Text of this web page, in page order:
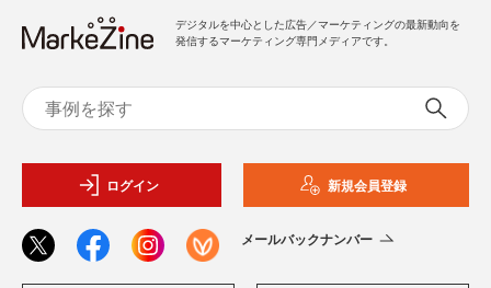
デジタルを中心とした広告／マーケティングの最新動向を
発信するマーケティング専門メディアです。
ログイン 新規会員登録
メールバックナンバー